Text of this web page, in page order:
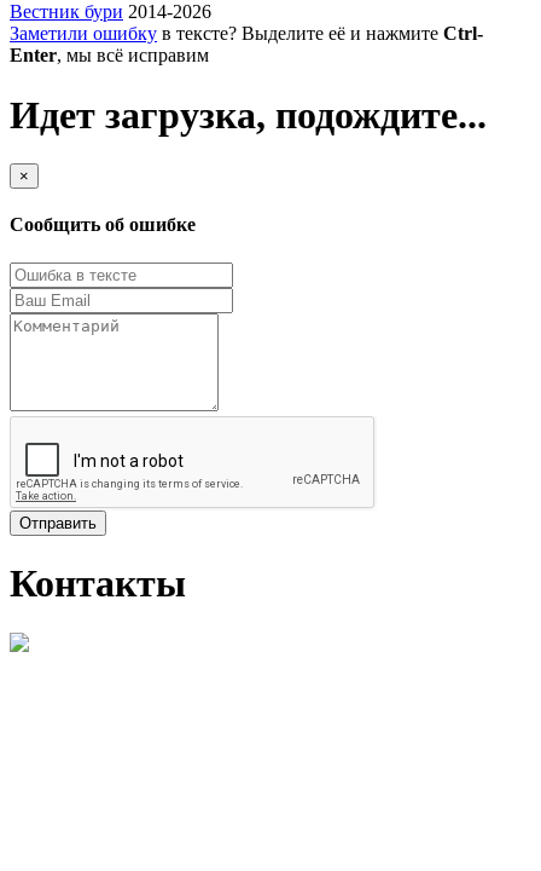
Вестник бури 2014-2026
Заметили ошибку в тексте? Выделите её и нажмите Ctrl-
Enter, мы всё исправим
Идет загрузка, подождите...
×
Сообщить об ошибке
Отправить
Контакты